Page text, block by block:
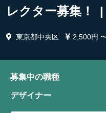
レクター募集！
東京都中央区 2,500円
募集中の職種
デザイナー